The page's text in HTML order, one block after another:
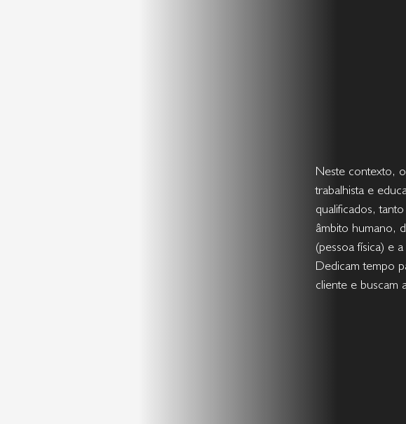
Neste contexto,
trabalhista e
qualificados,
âmbito humano,
(pessoa física) e
Dedicam tempo
cliente e buscam